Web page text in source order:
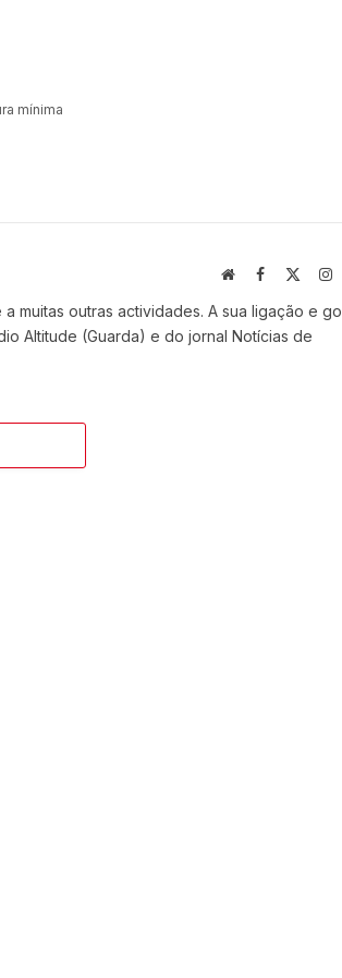
mínima
WebsiteFacebook
muitas outras actividades. A sua ligação e
Altitude (Guarda) e do jornal Notícias de